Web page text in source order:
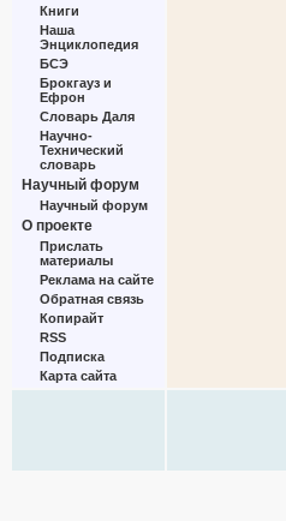
Книги
Наша
Энциклопедия
БСЭ
Брокгауз и
Ефрон
Словарь Даля
Научно-
Технический
словарь
Научный форум
Научный форум
О проекте
Прислать
материалы
Реклама на сайте
Обратная связь
Копирайт
RSS
Подписка
Карта сайта